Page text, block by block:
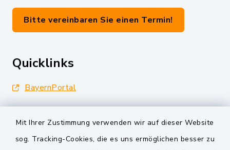
Mit Ihrer Zustimmung verwenden wir auf dieser Website
sog. Tracking-Cookies, die es uns ermöglichen besser zu
Bitte vereinbaren Sie einen Termin!
Quicklinks
BayernPortal
Landkreis Schwandorf